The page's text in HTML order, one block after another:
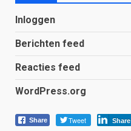
Inloggen
Berichten feed
Reacties feed
WordPress.org
Share Tweet Share